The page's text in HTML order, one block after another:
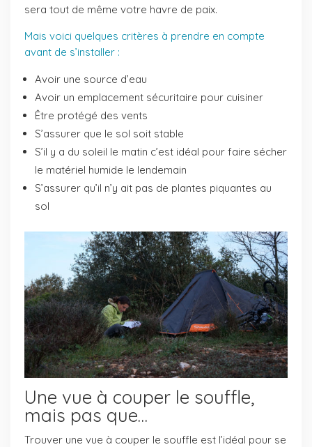
sera tout de même votre havre de paix.
Mais voici quelques critères à prendre en compte
avant de s’installer :
Avoir une source d’eau
Avoir un emplacement sécuritaire pour cuisiner
Être protégé des vents
S’assurer que le sol soit stable
S’il y a du soleil le matin c’est idéal pour faire sécher
le matériel humide le lendemain
S’assurer qu’il n’y ait pas de plantes piquantes au
sol
Une vue à couper le souffle,
mais pas que…
Trouver une vue à couper le souffle est l’idéal pour se